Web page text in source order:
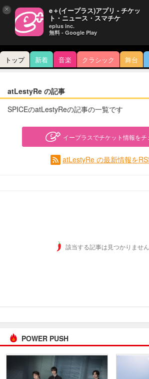
トップ 新着 音楽 クラシック 舞台
atLestyRe の記事
SPICEのatLestyReの記事の一覧です
イープラスでチケット情報をチ
atLestyRe の最新情報を
該当する記事は見つかりませ
POWER PUSH
× e＋(イープラス)アプリ - チケッ
ト・ニュース・スマチケ
eplus inc.
無料 - Google Play